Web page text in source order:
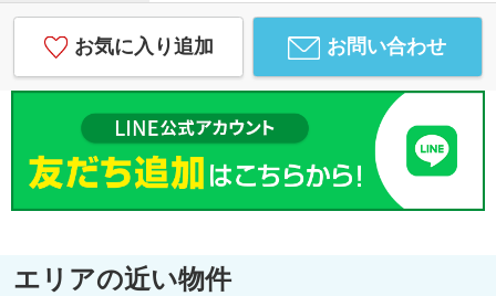
お気に入り追加 お問い合わせ
エリアの近い物件